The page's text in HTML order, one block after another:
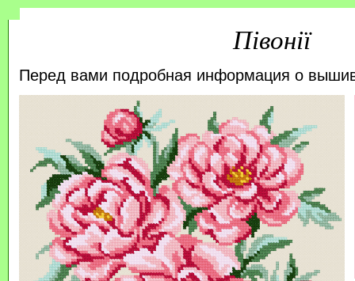
Півонії
Перед вами подробная информация о